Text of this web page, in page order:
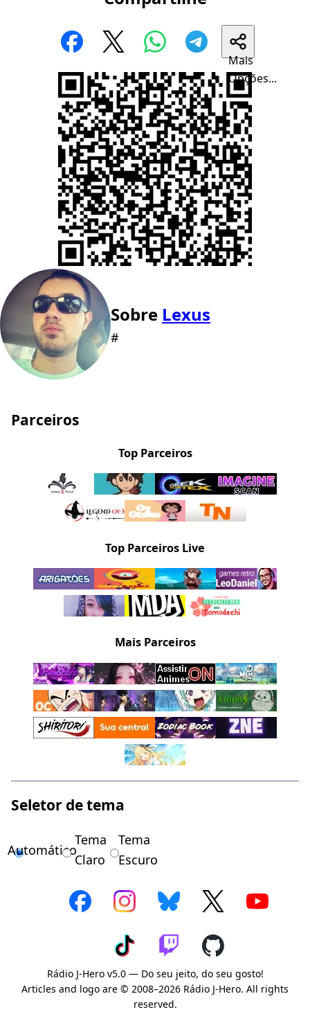
Mais
Opções...
Sobre Lexus
#
Parceiros
Top Parceiros
Top Parceiros Live
Mais Parceiros
Seletor de tema
Automático
Tema
Claro
Tema
Escuro
Rádio J-Hero v5.0 — Do seu jeito, do seu gosto!
Articles and logo are © 2008–2026 Rádio J-Hero. All rights
reserved.